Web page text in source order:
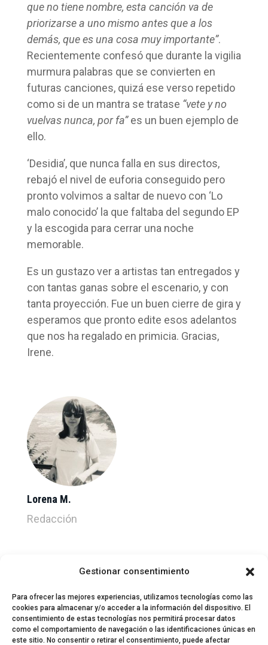
Gestionar consentimiento
Para ofrecer las mejores experiencias, utilizamos tecnologías como las
cookies para almacenar y/o acceder a la información del dispositivo. El
consentimiento de estas tecnologías nos permitirá procesar datos
como el comportamiento de navegación o las identificaciones únicas en
este sitio. No consentir o retirar el consentimiento, puede afectar
que no tiene nombre, esta canción va de
priorizarse a uno mismo antes que a los
demás, que es una cosa muy importante”.
Recientemente confesó que durante la vigilia
murmura palabras que se convierten en
futuras canciones, quizá ese verso repetido
como si de un mantra se tratase “vete y no
vuelvas nunca, por fa”es un buen ejemplo de
ello.
‘Desidia’, que nunca falla en sus directos,
rebajó el nivel de euforia conseguido pero
pronto volvimos a saltar de nuevo con ‘Lo
malo conocido’ la que faltaba del segundo EP
y la escogida para cerrar una noche
memorable.
Es un gustazo ver a artistas tan entregados y
con tantas ganas sobre el escenario, y con
tanta proyección. Fue un buen cierre de gira y
esperamos que pronto edite esos adelantos
que nos ha regalado en primicia. Gracias,
Irene.
Lorena M.
Redacción